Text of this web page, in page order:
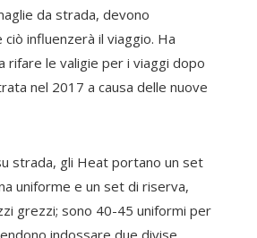
da strada, devono
influenzerà il viaggio. Ha
rifare le valigie per i viaggi dopo
nel 2017 a causa delle nuove
strada, gli Heat portano un set
uniforme e un set di riserva,
grezzi; sono 40-45 uniformi per
indossare due divise